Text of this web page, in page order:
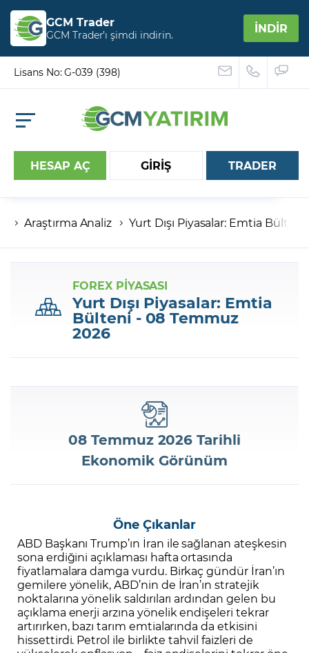
GCM Trader
GCM Trader’ı şimdi indirin. İNDİR
Lisans No: G-039 (398)
HESAP AÇ GİRİŞ
Hesap numaranız
Şifreniz
TRADER
Araştırma Analiz Yurt Dışı Piyasalar: Emtia Bülteni
FOREX PİYASASI
Yurt Dışı Piyasalar: Emtia
Bülteni - 08 Temmuz
2026
08 Temmuz 2026 Tarihli
Ekonomik Görünüm
Öne Çıkanlar
ABD Başkanı Trump’ın İran ile sağlanan ateşkesin
sona erdiğini açıklaması hafta ortasında
fiyatlamalara damga vurdu. Birkaç gündür İran’ın
gemilere yönelik, ABD’nin de İran’ın stratejik
noktalarına yönelik saldırıları ardından gelen bu
açıklama enerji arzına yönelik endişeleri tekrar
artırırken, bazı tarım emtialarında da etkisini
hissettirdi. Petrol ile birlikte tahvil faizleri de